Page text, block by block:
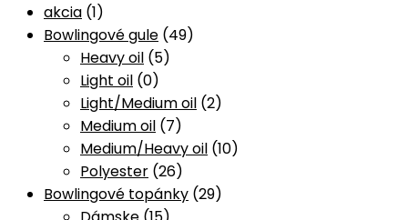
akcia (1)
Bowlingové gule (49)
Heavy oil (5)
Light oil (0)
Light/Medium oil (2)
Medium oil (7)
Medium/Heavy oil (10)
Polyester (26)
Bowlingové topánky (29)